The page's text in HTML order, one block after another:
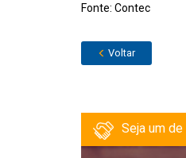
Fonte: Contec
Voltar
Seja um